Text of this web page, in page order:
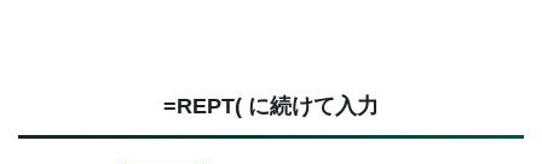
=REPT( に続けて入力